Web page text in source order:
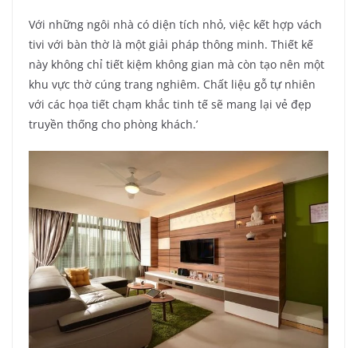
Với những ngôi nhà có diện tích nhỏ, việc kết hợp vách
tivi với bàn thờ là một giải pháp thông minh. Thiết kế
này không chỉ tiết kiệm không gian mà còn tạo nên một
khu vực thờ cúng trang nghiêm. Chất liệu gỗ tự nhiên
với các họa tiết chạm khắc tinh tế sẽ mang lại vẻ đẹp
truyền thống cho phòng khách.’